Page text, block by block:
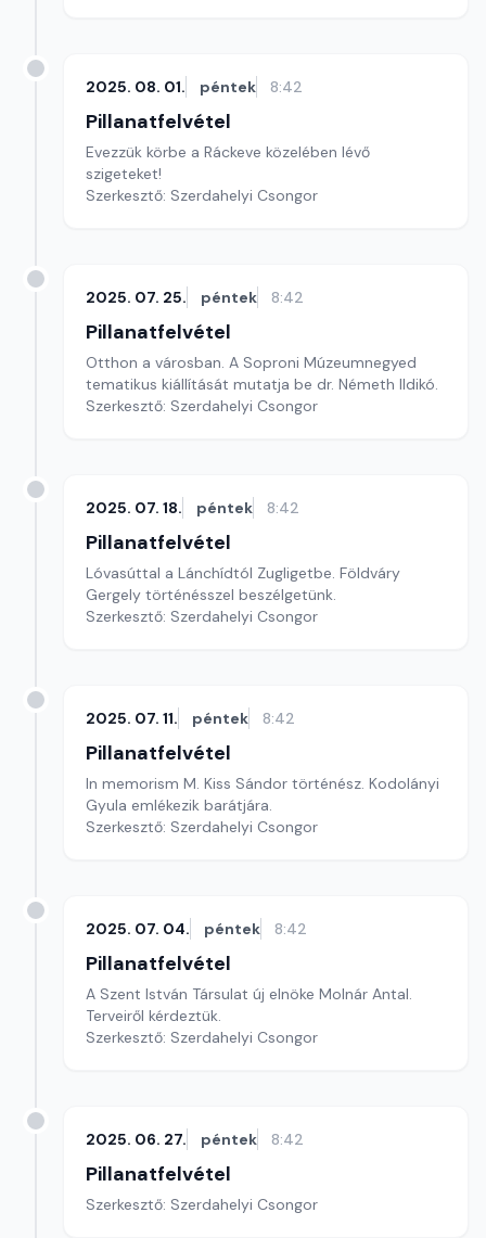
2025. 08. 01. péntek 8:42
Pillanatfelvétel
Evezzük körbe a Ráckeve közelében lévő
szigeteket!
Szerkesztő: Szerdahelyi Csongor
2025. 07. 25. péntek 8:42
Pillanatfelvétel
Otthon a városban. A Soproni Múzeumnegyed
tematikus kiállítását mutatja be dr. Németh Ildikó.
Szerkesztő: Szerdahelyi Csongor
2025. 07. 18. péntek 8:42
Pillanatfelvétel
Lóvasúttal a Lánchídtól Zugligetbe. Földváry
Gergely történésszel beszélgetünk.
Szerkesztő: Szerdahelyi Csongor
2025. 07. 11. péntek 8:42
Pillanatfelvétel
In memorism M. Kiss Sándor történész. Kodolányi
Gyula emlékezik barátjára.
Szerkesztő: Szerdahelyi Csongor
2025. 07. 04. péntek 8:42
Pillanatfelvétel
A Szent István Társulat új elnöke Molnár Antal.
Terveiről kérdeztük.
Szerkesztő: Szerdahelyi Csongor
2025. 06. 27. péntek 8:42
Pillanatfelvétel
Szerkesztő: Szerdahelyi Csongor